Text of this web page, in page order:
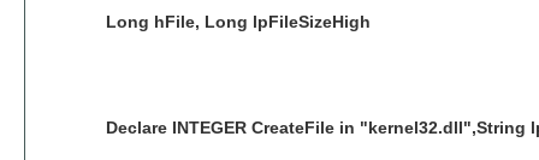
Long hFile, Long lpFileSizeHigh
Declare INTEGER CreateFile in "kernel32.dll",String